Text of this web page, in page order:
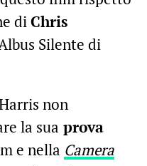
diChris
Silente di
non
la sua prova
e nella Camera